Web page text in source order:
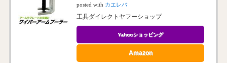
posted with カエレバ
工具ダイレクトヤフーショップ
Yahooショッピング
Amazon